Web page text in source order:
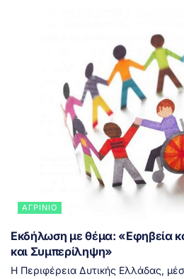
ΑΓΡΊΝΙΟ
Εκδήλωση με θέμα: «Εφηβεία
και Συμπερίληψη»
Η Περιφέρεια Δυτικής Ελλάδας,